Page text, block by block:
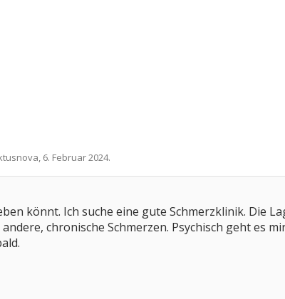
, 6. Februar 2024.
könnt. Ich suche eine gute Schmerzklinik. Die
chronische Schmerzen. Psychisch geht es